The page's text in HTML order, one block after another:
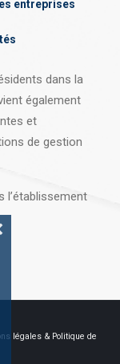
entreprises
dans la
également
et
de gestion
l’établissement
légales & Politique de